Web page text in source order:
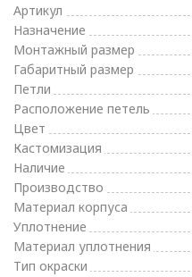
Артикул
Назначение
Монтажный размер
Габаритный размер
Петли
Расположение петель
Цвет
Кастомизация
Наличие
Производство
Материал корпуса
Уплотнение
Материал уплотнения
Тип окраски